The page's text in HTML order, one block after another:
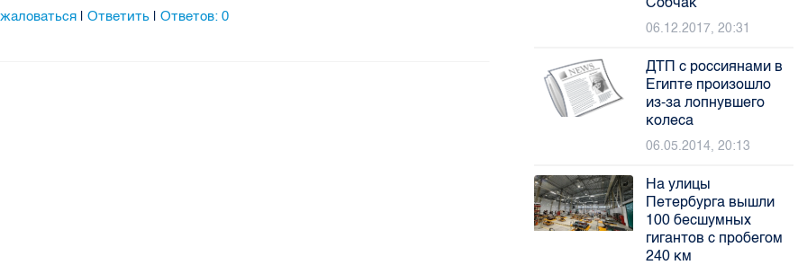
|Ответить |Ответов:0
06.12.2017, 20:31
ДТП с россиянами в
Египте произошло
из-за лопнувшего
колеса
06.05.2014, 20:13
На улицы
Петербурга вышли
100 бесшумных
гигантов с пробегом
240 км